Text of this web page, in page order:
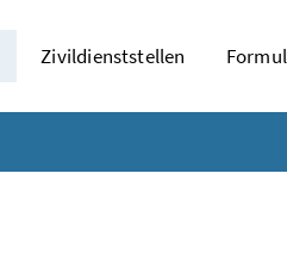
Zivildienststellen